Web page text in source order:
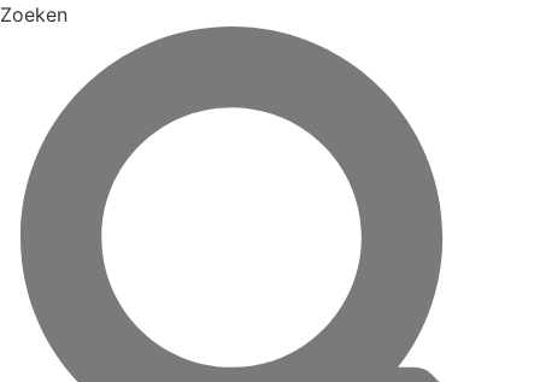
Zoeken